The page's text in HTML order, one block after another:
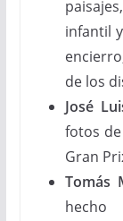
infantil
de los
José
fotos
Gran
Tomás
hecho